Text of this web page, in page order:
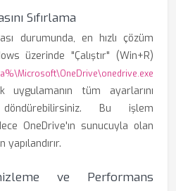
Sıfırlama
durumunda, en hızlı çözüm
üzerinde "Çalıştır" (Win+R)
uygulamanın tüm ayarlarını
Bu işlem
OneDrive'ın sunucuyla olan
yapılandırır.
ve Performans